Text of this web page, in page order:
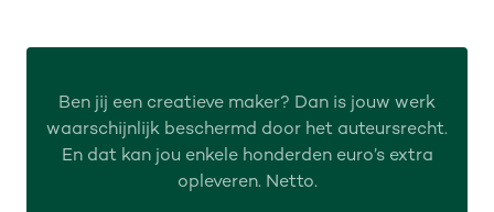
Ben jij een creatieve maker? Dan is jouw werk
waarschijnlijk beschermd door het auteursrecht.
En dat kan jou enkele honderden euro’s extra
opleveren. Netto.